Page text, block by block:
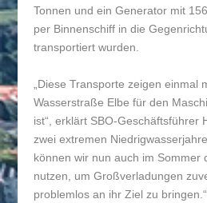
Tonnen und ein Generator mit
per Binnenschiff in die
transportiert wurden.
„Diese Transporte zeigen einmal
Wasserstraße Elbe für den
ist“, erklärt SBO-Geschäftsführer
zwei extremen
können wir nun auch im Sommer
nutzen, um Großverladungen
problemlos an ihr Ziel zu bringen.“